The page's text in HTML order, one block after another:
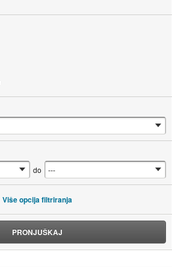
do
Više opcija filtriranja
PRONJUŠKAJ